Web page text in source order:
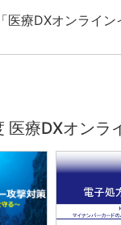
療DXオンライン
医療DXオンラ